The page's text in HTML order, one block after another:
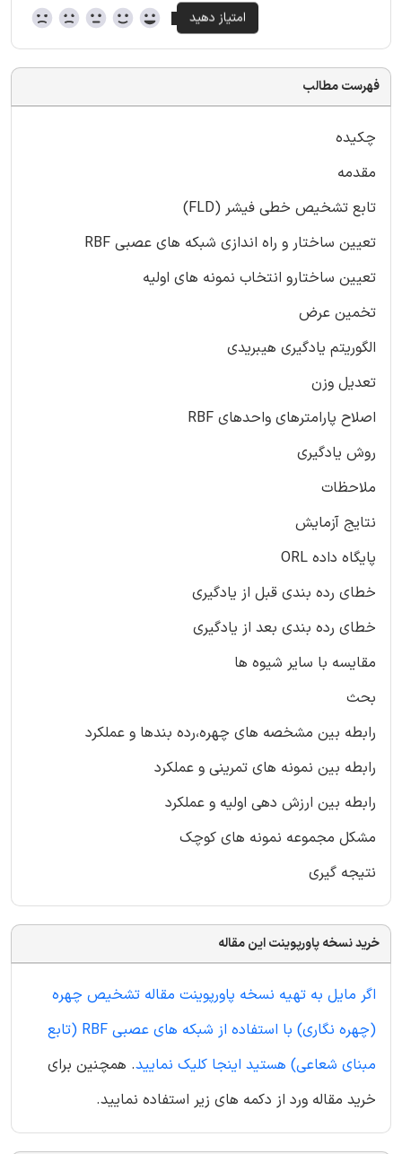
فهرست مطالب
چکیده
مقدمه
تابع تشخیص خطی فیشر (FLD)
تعیین ساختار و راه اندازی شبکه های عصبی RBF
تعیین ساختارو انتخاب نمونه های اولیه
تخمین عرض
الگوریتم یادگیری هیبریدی
تعدیل وزن
اصلاح پارامترهای واحدهای RBF
روش یادگیری
ملاحظات
نتایج آزمایش
پایگاه داده ORL
خطای رده بندی قبل از یادگیری
خطای رده بندی بعد از یادگیری
مقایسه با سایر شیوه ها
بحث
رابطه بین مشخصه های چهره،رده بندها و عملکرد
رابطه بین نمونه های تمرینی و عملکرد
رابطه بین ارزش دهی اولیه و عملکرد
مشکل مجموعه نمونه های کوچک
نتیجه گیری
خرید نسخه پاورپوینت این مقاله
اگر مایل به تهیه نسخه پاورپوینت مقاله تشخیص چهره
(چهره نگاری) با استفاده از شبکه های عصبی RBF (تابع
مبنای شعاعی) هستید اینجا کلیک نمایید. همچنین برای
خرید مقاله ورد از دکمه های زیر استفاده نمایید.